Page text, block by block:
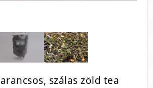
szálas zöld tea